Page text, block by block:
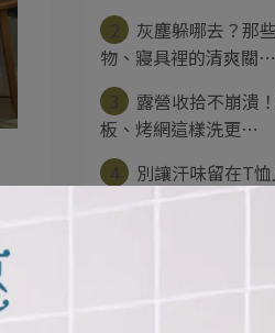
灰塵躲哪去？那
物、寢具裡的清爽關⋯
露營收拾不崩潰
板、烤網這樣洗更⋯
別讓汗味留在T